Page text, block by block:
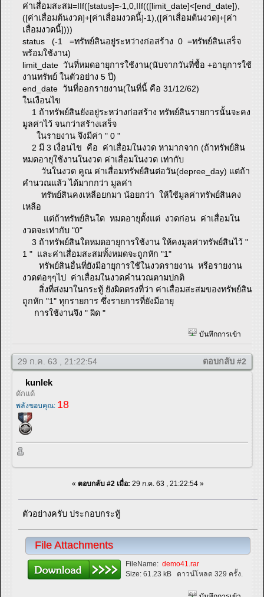
ค่าเสื่อมสะสม=IIf([status]=-1,0,IIf(([limit_date]<[end_date]),
([ค่าเสื่อมต้นงวด]+[ค่าเสื่อมงวดนี้]-1),([ค่าเสื่อมต้นงวด]+[ค่า
เสื่อมงวดนี้])))
status (-1 =ทรัพย์สินอยู่ระหว่างก่อสร้าง 0 =ทรัพย์สินเสร็จ
พร้อมใช้งาน)
limit_date วันที่หมดอายุการใช้งาน(นับจากวันที่ซื้อ +อายุการใช้
งานทรัพย์ ในตัวอย่าง 5 ปี)
end_date วันที่ออกรายงาน(ในที่นี้ คือ 31/12/62)
ในเงือนไข
1 ถ้าทรัพย์สินยังอยู่ระหว่างก่อสร้าง ทรัพย์สินรายการนั้นจะคง
มูลค่าไว้ จนกว่าสร้างเสร็จ
ในรายงาน จึงมีค่า " 0 "
2 มี 3 เงื่อนไข คือ ค่าเสื่อมในงวด หามากจาก (ถ้าทรัพย์สิน
หมดอายุใช้งานในงวด ค่าเสื่อมในงวด เท่ากับ
วันในงวด คูณ ค่าเสื่อมทรัพย์สินต่อวัน(depree_day) แต่ถ้า
คำนวณแล้ว ได้มากกว่า มูลค่า
ทรัพย์สินคงเหลือยกมา น้อยกว่า ให้ใช้มูลค่าทรัพย์สินคง
เหลือ
แต่ถ้าทรัพย์สินใด หมดอายุตั้งแต่ งวดก่อน ค่าเสื่อมใน
งวดจะเท่ากับ "0"
3 ถ้าทรัพย์สินใดหมดอายุการใช้งาน ให้คงมูลค่าทรัพย์สินไว้ "
1 " และค่าเสื่อมสะสมทั้งหมดจะถูกหัก "1"
ทรัพย์สินอื่นที่ยังมีอายุการใช้ในงวดรายงาน หรือรายงาน
งวดต่อๆๆไป ค่าเสื่อมในงวดคำนวณตามปกติ
สิ่งที่ส่งมาในกระทู้ ยังผิดตรงที่ว่า ค่าเสื่อมสะสมของทรัพย์สิน
ถูกหัก "1" ทุกรายการ ซึ่งรายการที่ยังมีอายุ
การใช้งานจึง " ผิด "
บันทึกการเข้า
29 ก.ค. 63 , 21:22:54 ตอบกลับ #2
kunlek
ดักแด้
พลังขอบคุณ: 18
« ตอบกลับ #2 เมื่อ: 29 ก.ค. 63 , 21:22:54 »
ตัวอย่างครับ ประกอบกระทู้
File Attachments
FileName:demo41.rar
Size:61.23 kB ดาวน์โหลด 329 ครั้ง.